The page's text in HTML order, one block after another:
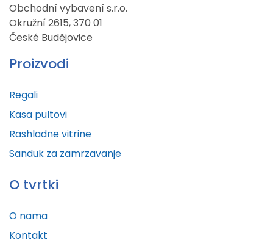
Obchodní vybavení s.r.o.
Okružní 2615, 370 01
České Budějovice
Proizvodi
Regali
Kasa pultovi
Rashladne vitrine
Sanduk za zamrzavanje
O tvrtki
O nama
Kontakt